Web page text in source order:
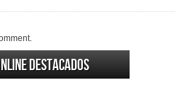
destacados